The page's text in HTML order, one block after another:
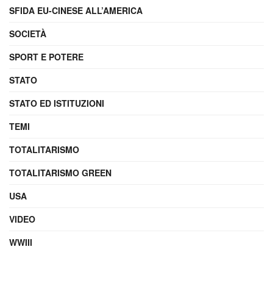
SFIDA EU-CINESE ALL’AMERICA
SOCIETÀ
SPORT E POTERE
STATO
STATO ED ISTITUZIONI
TEMI
TOTALITARISMO
TOTALITARISMO GREEN
USA
VIDEO
WWIII